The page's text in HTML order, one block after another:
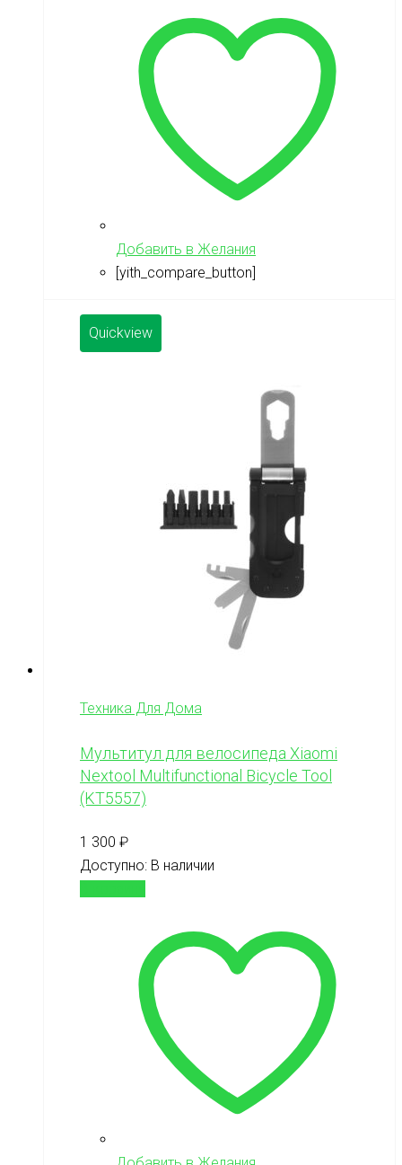
Добавить в Желания
[yith_compare_button]
Quickview
Техника Для Дома
Мультитул для велосипеда Xiaomi
Nextool Multifunctional Bicycle Tool
(KT5557)
1 300 ₽
Доступно: В наличии